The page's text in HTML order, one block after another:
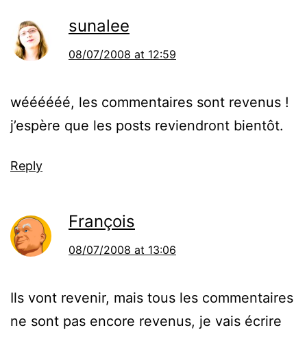
sunalee
08/07/2008 at 12:59
wéééééé, les commentaires sont revenus !
j’espère que les posts reviendront bientôt.
Reply
François
08/07/2008 at 13:06
Ils vont revenir, mais tous les commentaires
ne sont pas encore revenus, je vais écrire